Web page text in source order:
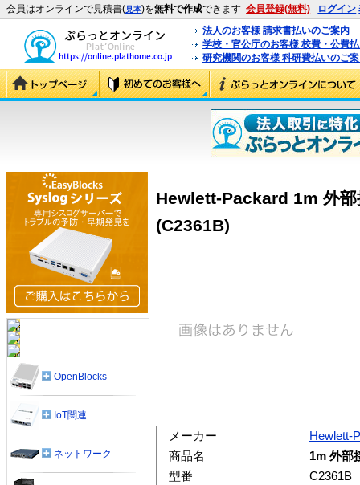
会員はオンラインで見積書(見本)を無料で作成できます 会員登録(無料) ログイン
法人のお客様 請求書払いのご案内
学校・官公庁のお客様 校費・公費
研究機関のお客様 科研費払いのご
Hewlett-Packard 1m 外
(C2361B)
メーカー
Hewlett-
商品名
1m 外部
型番
C2361B
OpenBlocks
IoT関連
ネットワーク